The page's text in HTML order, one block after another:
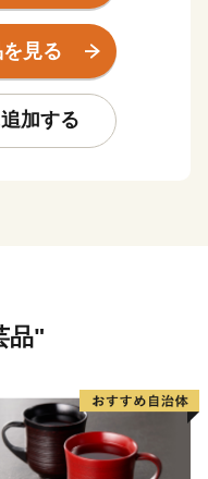
は、360°の地平線が
施設が点在しており
？
見る
加する
品"